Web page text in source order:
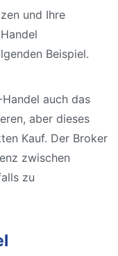
und Ihre
Beispiel.
auch das
aber dieses
Kauf. Der Broker
zwischen
zu